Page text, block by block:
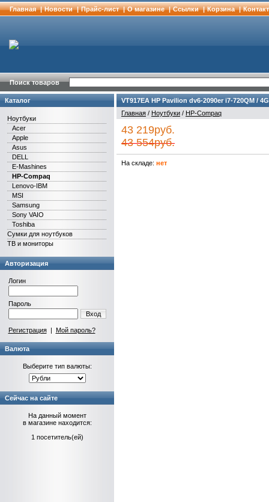
Главная | Новости | Прайс-лист | О магазине | Cсылки | Корзина |
Поиск товаров
Каталог
Ноутбуки
Acer
Apple
Asus
DELL
E-Mashines
HP-Compaq
Lenovo-IBM
MSI
Samsung
Sony VAIO
Toshiba
Сумки для ноутбуков
ТВ и мониторы
Авторизация
Логин
Пароль
Вход
Регистрация| Мой пароль?
Валюта
Выберите тип валюты:
Сейчас на сайте
На данный момент
в магазине находится:
1 посетитель(ей)
VT917EA HP Pavilion dv6-2090er i7-720QM /
Главная / Ноутбуки / HP-Compaq
43 219руб.
43 554руб.
На складе: нет